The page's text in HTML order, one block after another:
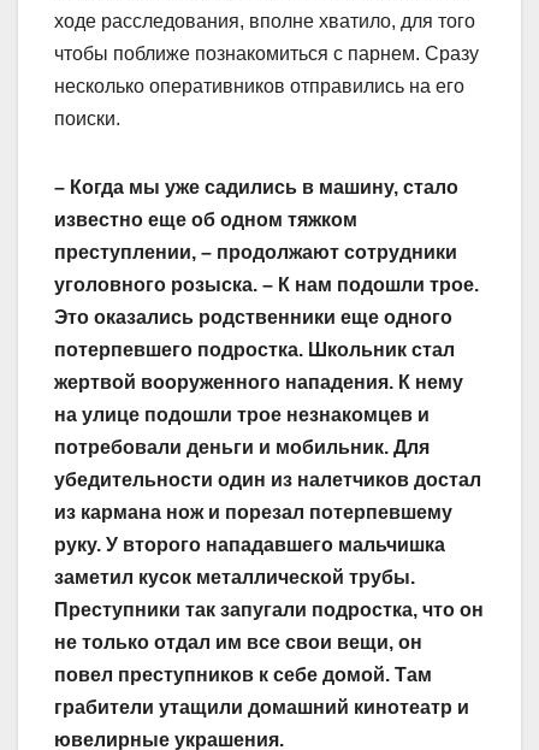
ходе расследования, вполне хватило, для того
чтобы поближе познакомиться с парнем. Сразу
несколько оперативников отправились на его
поиски.
– Когда мы уже садились в машину, стало
известно еще об одном тяжком
преступлении, – продолжают сотрудники
уголовного розыска. – К нам подошли трое.
Это оказались родственники еще одного
потерпевшего подростка. Школьник стал
жертвой вооруженного нападения. К нему
на улице подошли трое незнакомцев и
потребовали деньги и мобильник. Для
убедительности один из налетчиков достал
из кармана нож и порезал потерпевшему
руку. У второго нападавшего мальчишка
заметил кусок металлической трубы.
Преступники так запугали подростка, что он
не только отдал им все свои вещи, он
повел преступников к себе домой. Там
грабители утащили домашний кинотеатр и
ювелирные украшения.